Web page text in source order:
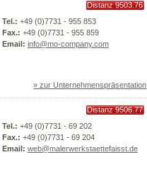
Distanz 9503.76
Tel.: +49 (0)7731 - 955 853
Fax.: +49 (0)7731 - 955 859
Email: info@mo-company.com
» zur Unternehmenspräsentation
Distanz 9506.77
Tel.: +49 (0)7731 - 69 202
Fax.: +49 (0)7731 - 69 204
Email: web@malerwerkstaettefaisst.de